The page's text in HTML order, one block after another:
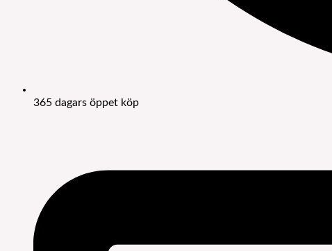
365 dagars öppet köp